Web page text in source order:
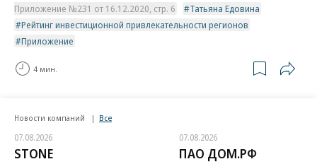
Приложение №231 от 16.12.2020, стр. 6
Татьяна Едовина
Рейтинг инвестиционной привлекательности регионов
Приложение
4 мин.
Новости компаний Все
07.08.2026
STONE
07.08.2026
ПАО ДОМ.РФ